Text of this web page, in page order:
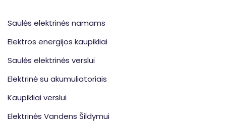
Saulės elektrinės namams
Elektros energijos kaupikliai
Saulės elektrinės verslui
Elektrinė su akumuliatoriais
Kaupikliai verslui
Elektrinės Vandens Šildymui